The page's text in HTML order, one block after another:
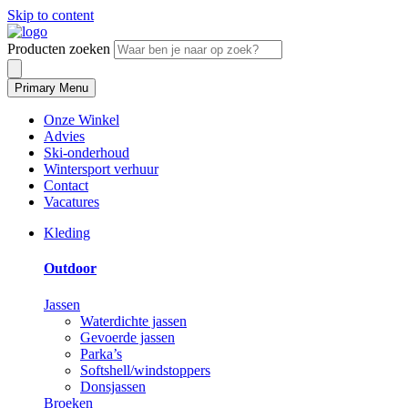
Skip to content
Producten zoeken
Primary Menu
Onze Winkel
Advies
Ski-onderhoud
Wintersport verhuur
Contact
Vacatures
Kleding
Outdoor
Jassen
Waterdichte jassen
Gevoerde jassen
Parka’s
Softshell/windstoppers
Donsjassen
Broeken